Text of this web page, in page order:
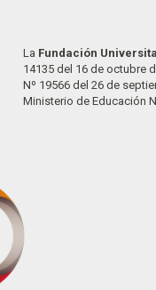
La Fundación
14135 del 16 de octubre
Nº 19566 del 26 de
Ministerio de Educación